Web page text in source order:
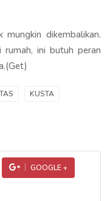
dikembalikan.
ini butuh peran
KUSTA
GOOGLE +